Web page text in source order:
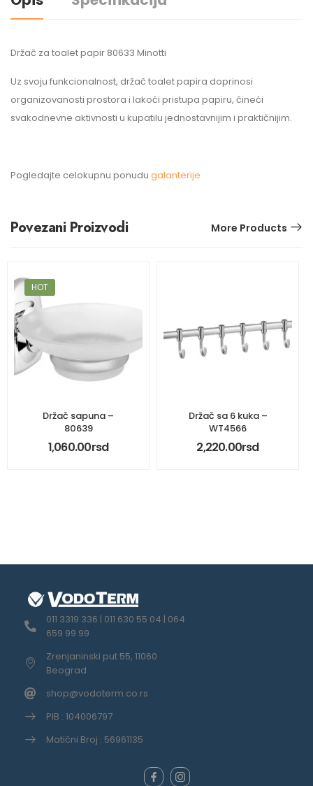
Držač za toalet papir 80633 Minotti
Uz svoju funkcionalnost, držač toalet papira doprinosi
organizovanosti prostora i lakoći pristupa papiru, čineći
svakodnevne aktivnosti u kupatilu jednostavnijim i praktičnijim.
Pogledajte celokupnu ponudu galanterije
Povezani Proizvodi More Products
HOT
Držač sapuna –
80639
1,060.00rsd
Držač sa 6 kuka –
WT4566
2,220.00rsd
011 3319 336 | 011 630 55 04 | 064
659 99 99
Zrenjaninski put 55, 11060
Beograd
shop@vodoterm.co.rs
PIB : 104006797
Matični Broj : 56961135